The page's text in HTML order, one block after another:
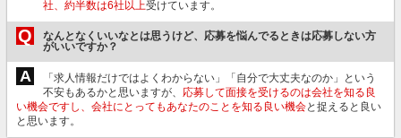
社、約半数は6社以上受けています。
Q
なんとなくいいなとは思うけど、応募を悩んでるときは応募しない方
がいいですか？
A
「求人情報だけではよくわからない」「自分で大丈夫なのか」という
不安もあるかと思いますが、 応募して面接を受けるのは会社を知る良
い機会ですし、会社にとってもあなたのことを知る良い機会と捉えると良い
と思います。